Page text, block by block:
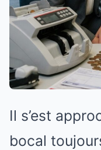
Il s’est
bocal